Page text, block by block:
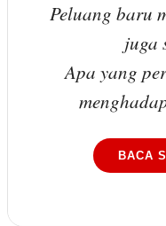
Peluang baru
juga
Apa yang
BACA